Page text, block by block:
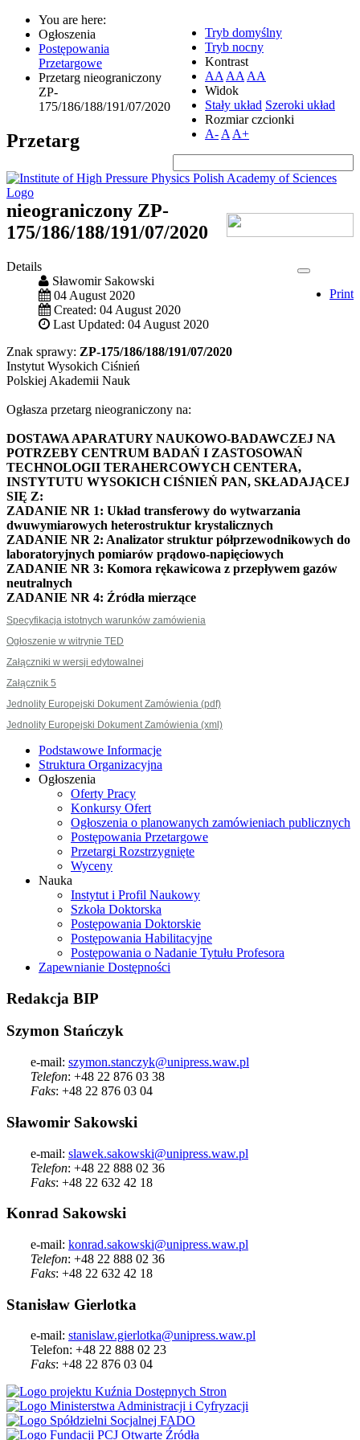
Tryb domyślny
Tryb nocny
Kontrast
AA AA AA
Widok
Stały układ Szeroki układ
Rozmiar czcionki
A- A A+
You are here:
Ogłoszenia
Postępowania
Przetargowe
Przetarg nieograniczony
ZP-
175/186/188/191/07/2020
Przetarg
nieograniczony ZP-
175/186/188/191/07/2020
Print
Details
Sławomir Sakowski
04 August 2020
Created: 04 August 2020
Last Updated: 04 August 2020
Znak sprawy: ZP-175/186/188/191/07/2020
Instytut Wysokich Ciśnień
Polskiej Akademii Nauk
Ogłasza przetarg nieograniczony na:
DOSTAWA APARATURY NAUKOWO-BADAWCZEJ NA
POTRZEBY CENTRUM BADAŃ I ZASTOSOWAŃ
TECHNOLOGII TERAHERCOWYCH CENTERA,
INSTYTUTU WYSOKICH CIŚNIEŃ PAN, SKŁADAJĄCEJ
SIĘ Z:
ZADANIE NR 1: Układ transferowy do wytwarzania
dwuwymiarowych heterostruktur krystalicznych
ZADANIE NR 2: Analizator struktur półprzewodnikowych do
laboratoryjnych pomiarów prądowo-napięciowych
ZADANIE NR 3: Komora rękawicowa z przepływem gazów
neutralnych
ZADANIE NR 4: Źródła mierzące
Specyfikacja istotnych warunków zamówienia
Ogłoszenie w witrynie TED
Załączniki w wersji edytowalnej
Załącznik 5
Jednolity Europejski Dokument Zamówienia (pdf)
Jednolity Europejski Dokument Zamówienia (xml)
Podstawowe Informacje
Struktura Organizacyjna
Ogłoszenia
Oferty Pracy
Konkursy Ofert
Ogłoszenia o planowanych zamówieniach publicznych
Postępowania Przetargowe
Przetargi Rozstrzygnięte
Wyceny
Nauka
Instytut i Profil Naukowy
Szkoła Doktorska
Postępowania Doktorskie
Postępowania Habilitacyjne
Postępowania o Nadanie Tytułu Profesora
Zapewnianie Dostępności
Redakcja BIP
Szymon Stańczyk
e-mail: szymon.stanczyk@unipress.waw.pl
Telefon: +48 22 876 03 38
Faks: +48 22 876 03 04
Sławomir Sakowski
e-mail: slawek.sakowski@unipress.waw.pl
Telefon: +48 22 888 02 36
Faks: +48 22 632 42 18
Konrad Sakowski
e-mail: konrad.sakowski@unipress.waw.pl
Telefon: +48 22 888 02 36
Faks: +48 22 632 42 18
Stanisław Gierlotka
e-mail: stanislaw.gierlotka@unipress.waw.pl
Telefon: +48 22 888 02 23
Faks: +48 22 876 03 04